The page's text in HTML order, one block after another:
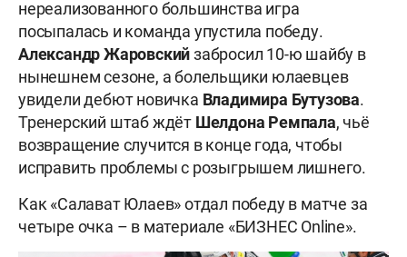
нереализованного большинства игра
посыпалась и команда упустила победу.
АлександрЖаровскийзабросил 10-ю шайбу в
нынешнем сезоне, а болельщики юлаевцев
увидели дебют новичка Владимира Бутузова.
Тренерский штаб ждёт Шелдона Ремпала, чьё
возвращение случится в конце года, чтобы
исправить проблемы с розыгрышем лишнего.
Как «Салават Юлаев» отдал победу в матче за
четыре очка – в материале «БИЗНЕС Online».